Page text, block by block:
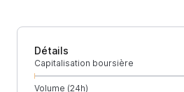
Détails
Capitalisation boursière
Volume (24h)